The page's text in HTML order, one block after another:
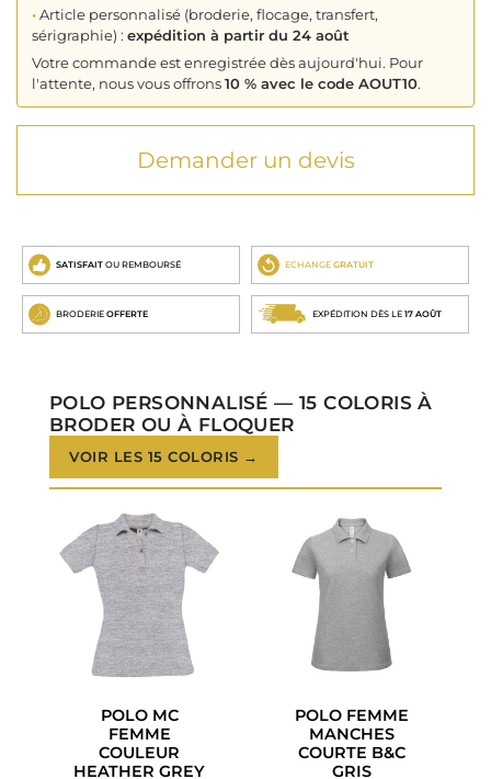
•Article personnalisé (broderie, flocage, transfert,
sérigraphie) : expédition à partir du 24 août
Votre commande est enregistrée dès aujourd'hui. Pour
l'attente, nous vous offrons10 % avec le code AOUT10.
Demander un devis
SATISFAIT OU REMBOURSÉ ECHANGE GRATUIT
BRODERIE OFFERTE EXPÉDITION DÈS LE 17 AOÛT
POLO PERSONNALISÉ — 15 COLORIS À
BRODER OU À FLOQUER
VOIR LES 15 COLORIS →
POLO MC
FEMME
COULEUR
HEATHER GREY
POLO FEMME
MANCHES
COURTE B&C
GRIS